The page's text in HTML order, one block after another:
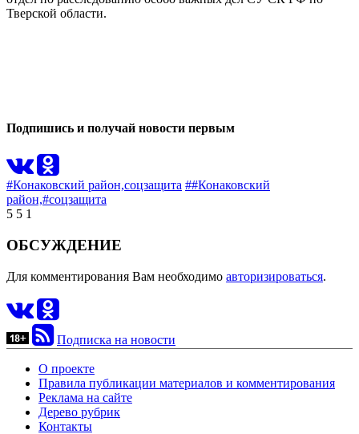
Тверской области.
Подпишись и получай новости первым
#Конаковский район,соцзащита ##Конаковский
район,#соцзащита
5 5 1
ОБСУЖДЕНИЕ
Для комментирования Вам необходимо авторизироваться.
Подписка на новости
О проекте
Правила публикации материалов и комментирования
Реклама на сайте
Дерево рубрик
Контакты